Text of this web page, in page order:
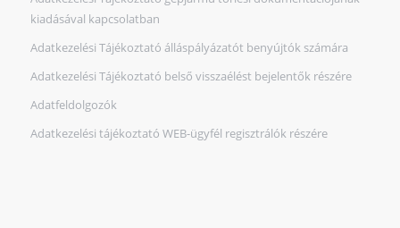
kiadásával kapcsolatban
Adatkezelési Tájékoztató álláspályázatót benyújtók számára
Adatkezelési Tájékoztató belső visszaélést bejelentők részére
Adatfeldolgozók
Adatkezelési tájékoztató WEB-ügyfél regisztrálók részére